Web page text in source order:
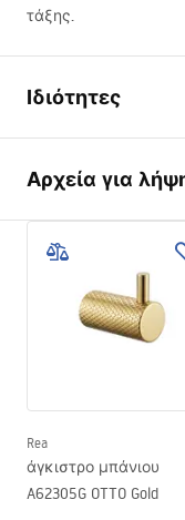
τάξης.
Ιδιότητες
Υλικό
Τρόπος
Πλάτος
Αρχεία για
Όροι
Rea
άγκιστρο μπάνιου
A62305G OTTO Gold